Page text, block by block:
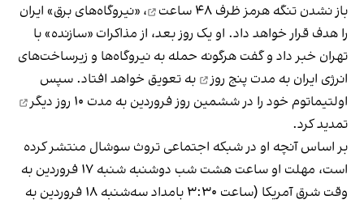
باز نشدن تنگه هرمز ظرف ۴۸ ساعت
، «نیروگاه‌های برق» ایران
را هدف قرار خواهد داد. او یک روز بعد، از مذاکرات «سازنده» با
تهران خبر داد و گفت هرگونه حمله به نیروگاه‌ها و زیرساخت‌های
انرژی ایران به ‌مدت پنج روز
به تعویق خواهد افتاد. سپس
اولتیماتوم خود را در ششمین روز فروردین به مدت ۱۰ روز دیگر
تمدید کرد.
بر اساس آنچه او در شبکه اجتماعی تروث سوشال منتشر کرده
است، مهلت او ساعت هشت شب دوشنبه شنبه ۱۷ فروردین به
وقت شرق آمریکا (‫ساعت ۳:۳۰ بامداد سه‌شنبه ۱۸ فروردین به